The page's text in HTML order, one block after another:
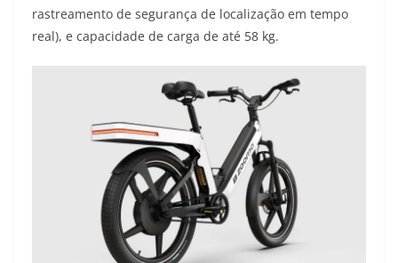
rastreamento de segurança de localização em tempo
real), e capacidade de carga de até 58 kg.